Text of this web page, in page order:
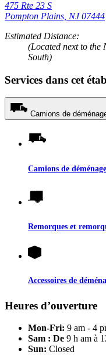
475 Rte 23 S
Pompton Plains, NJ 07444
Estimated Distance:
(Located next to the
South)
Services dans cet
Camions de
Camions de
Remorques et
Accessoires de
Heures d’ouverture
Mon-Fri: 9 am - 4
Sam : De 9 h am à
Sun: Closed